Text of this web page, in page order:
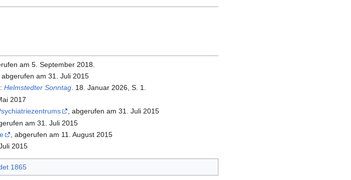
am 5. September 2018
, abgerufen am 31. Juli 2015
Helmstedter Sonntag. 18. Januar 2026, S. 1.
2017
, abgerufen am 31. Juli 2015
am 31. Juli 2015
, abgerufen am 11. August 2015
2015
1865